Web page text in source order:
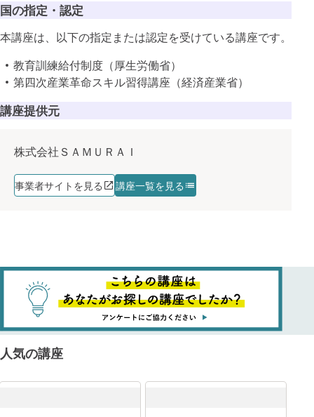
国の指定・認定
本講座は、以下の指定または認定を受けている講座です。
教育訓練給付制度（厚生労働省）
第四次産業革命スキル習得講座（経済産業省）
講座提供元
株式会社ＳＡＭＵＲＡＩ
事業者サイトを見る 講座一覧を見る
人気の講座